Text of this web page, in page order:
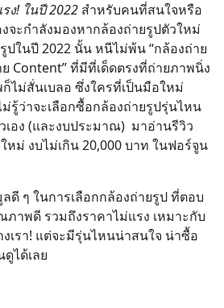
ง! ในปี 2022 สำหรับคนที่สนใจหรือ
จะกำลังมองหากล้องถ่ายรูปตัวใหม่
ปในปี 2022 นั้น หนีไม่พ้น “กล้องถ่าย
Content” ที่มีที่เด็ดตรงที่ถ่ายภาพนิ่ง
ไม่สั่นเบลอ ซึ่งใครที่เป็นมือใหม่
รู้ว่าจะเลือกซื้อกล้องถ่ายรูปรุ่นไหน
เอง (และงบประมาณ) มาอ่านรีวิว
หม่ งบไม่เกิน 20,000 บาท ในฟอร์จูน
ดี ๆ ในการเลือกกล้องถ่ายรูป ที่ตอบ
าพดี รวมถึงราคาไม่แรง เหมาะกับ
เรา! แต่จะมีรุ่นไหนน่าสนใจ น่าซื้อ
ได้เลย